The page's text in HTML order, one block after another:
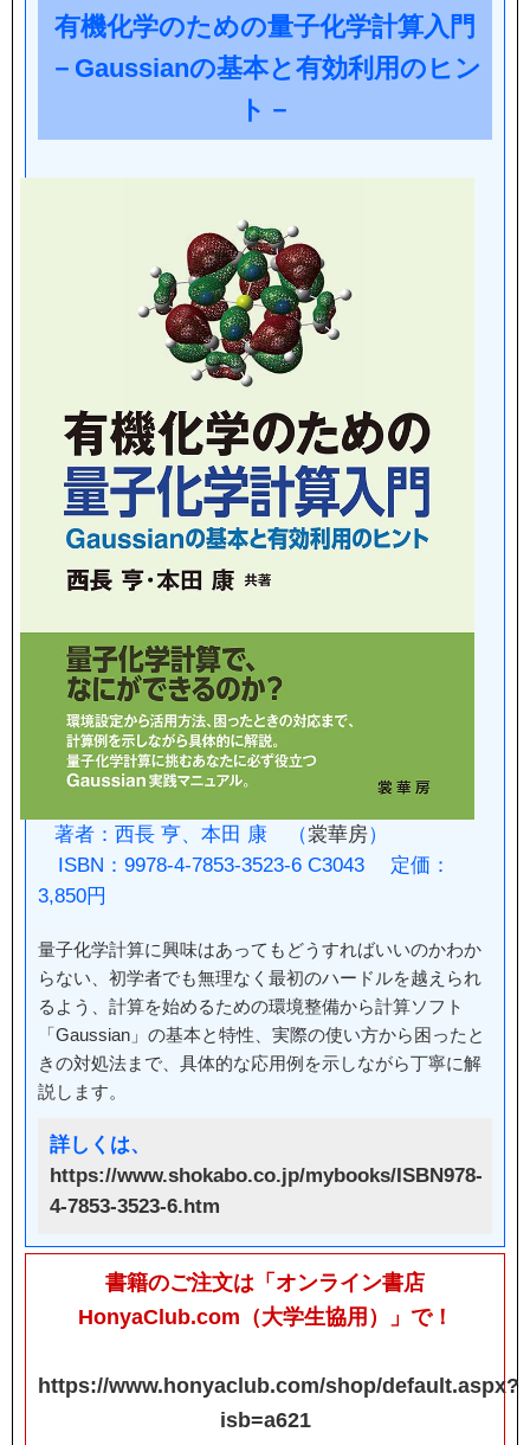
有機化学のための量子化学計算入門
－Gaussianの基本と有効利用のヒン
ト－
著者：西長 亨、本田 康 （裳華房）
ISBN：9978-4-7853-3523-6 C3043 定価：
3,850円
量子化学計算に興味はあってもどうすればいいのかわか
らない、初学者でも無理なく最初のハードルを越えられ
るよう、計算を始めるための環境整備から計算ソフト
「Gaussian」の基本と特性、実際の使い方から困ったと
きの対処法まで、具体的な応用例を示しながら丁寧に解
説します。
詳しくは、
https://www.shokabo.co.jp/mybooks/ISBN978-
4-7853-3523-6.htm
書籍のご注文は「オンライン書店
HonyaClub.com（大学生協用）」で！
https://www.honyaclub.com/shop/default.aspx?
isb=a621